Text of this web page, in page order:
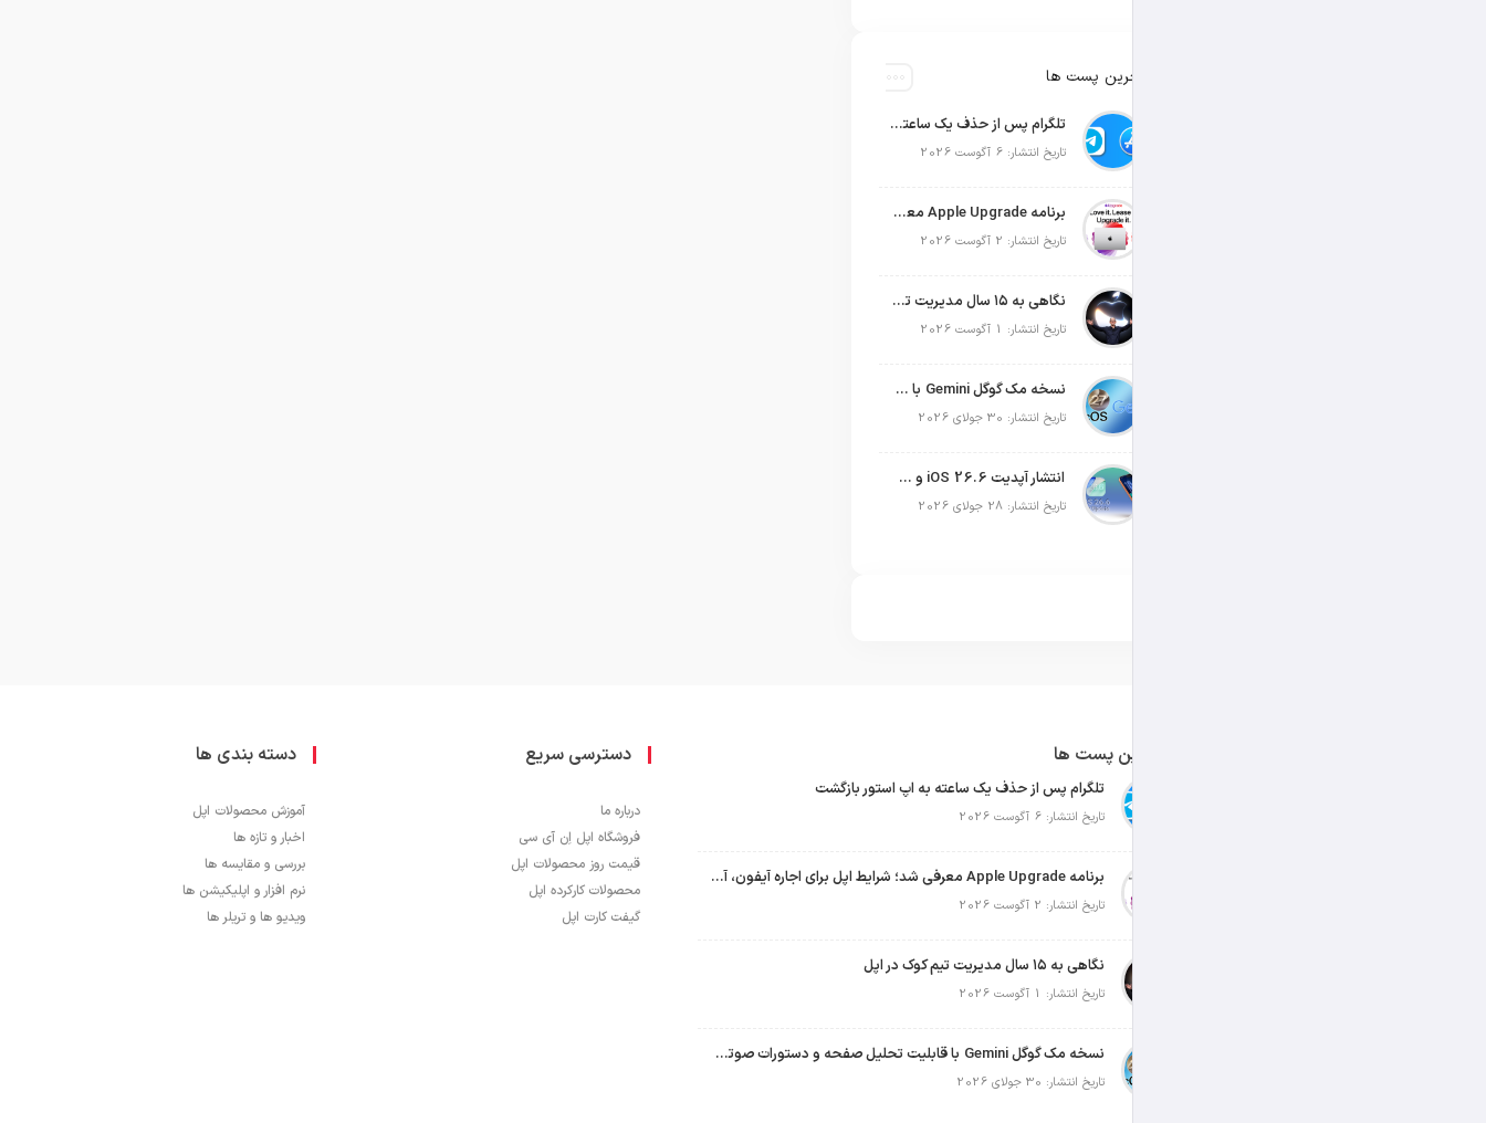
آخرین پست ها
تلگرام پس از حذف یک ساعته به اپ استور بازگشت
تاریخ انتشار: 6 آگوست 2026
برنامه Apple Upgrade معرفی شد؛ شرایط اپل برای اجاره آیفون، آیپد، مک و اپل واچ
تاریخ انتشار: 2 آگوست 2026
نگاهی به ۱۵ سال مدیریت تیم کوک در اپل
تاریخ انتشار: 1 آگوست 2026
نسخه مک گوگل Gemini با قابلیت تحلیل صفحه و دستورات صوتی در به‌روزرسانی جدید
تاریخ انتشار: 30 جولای 2026
انتشار آپدیت iOS 26.6 و iPadOS 26.6
تاریخ انتشار: 28 جولای 2026
آخرین پست ها
تلگرام پس از حذف یک ساعته به اپ استور بازگشت
تاریخ انتشار: 6 آگوست 2026
برنامه Apple Upgrade معرفی شد؛ شرایط اپل برای اجاره آیفون، آیپد، مک و اپل واچ
تاریخ انتشار: 2 آگوست 2026
نگاهی به ۱۵ سال مدیریت تیم کوک در اپل
تاریخ انتشار: 1 آگوست 2026
نسخه مک گوگل Gemini با قابلیت تحلیل صفحه و دستورات صوتی در به‌روزرسانی جدید
تاریخ انتشار: 30 جولای 2026
دسترسی سریع
درباره ما
فروشگاه اپل اِن آی سی
قیمت روز محصولات اپل
محصولات کارکرده اپل
گیفت کارت اپل
دسته بندی ها
آموزش محصولات اپل
اخبار و تازه ها
بررسی و مقایسه ها
نرم افزار و اپلیکیشن ها
ویدیو ها و تریلر ها